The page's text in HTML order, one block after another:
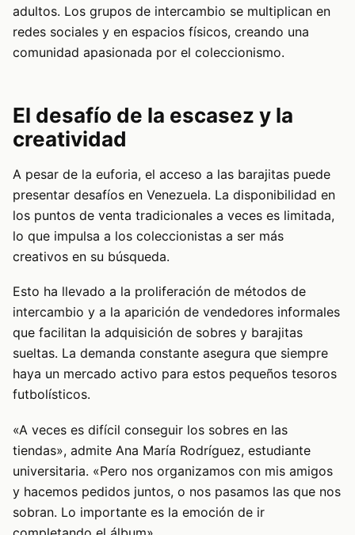
adultos. Los grupos de intercambio se multiplican en
redes sociales y en espacios físicos, creando una
comunidad apasionada por el coleccionismo.
El desafío de la escasez y la
creatividad
A pesar de la euforia, el acceso a las barajitas puede
presentar desafíos en Venezuela. La disponibilidad en
los puntos de venta tradicionales a veces es limitada,
lo que impulsa a los coleccionistas a ser más
creativos en su búsqueda.
Esto ha llevado a la proliferación de métodos de
intercambio y a la aparición de vendedores informales
que facilitan la adquisición de sobres y barajitas
sueltas. La demanda constante asegura que siempre
haya un mercado activo para estos pequeños tesoros
futbolísticos.
«A veces es difícil conseguir los sobres en las
tiendas», admite Ana María Rodríguez, estudiante
universitaria. «Pero nos organizamos con mis amigos
y hacemos pedidos juntos, o nos pasamos las que nos
sobran. Lo importante es la emoción de ir